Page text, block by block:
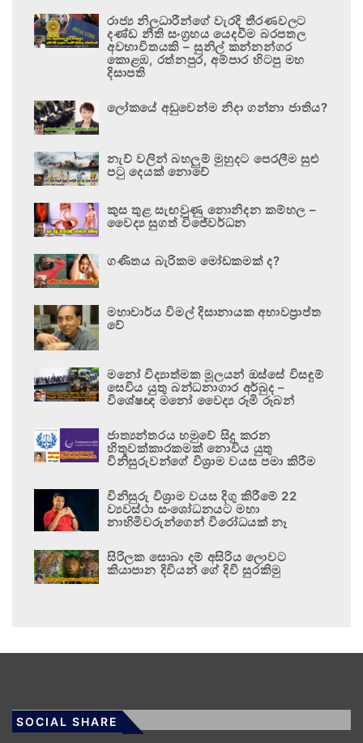
රාජ්‍ය නිලධාරීන්ගේ වැරදි තීරණවලට
දණ්ඩ නීති සංග්‍රහය යෙදවීම බරපතල
අවභාවිතයකි – සුනිල් කන්නන්ගර
කොළඹ, රත්නපුර, අම්පාර හිටපු මහ
දිසාපති
ලෝකයේ අඩුවෙන්ම නිදා ගන්නා ජාතිය?
නැව් වලින් බහලුම් මුහුදට පෙරලීම සුළු
පටු දෙයක් නොවේ
කුස තුළ සැඟවුණු නොනිදන කම්හල –
වෛද්‍ය සුගත් විජේවර්ධන
ගණිතය බැරිකම මෝඩකමක් ද?
මහාචාර්ය විමල් දිසානායක අභාවප්‍රාප්ත
වේ
මනෝ විද්‍යාත්මක මූලයන් ඔස්සේ විසඳුම්
සෙවිය යුතු බන්ධනාගාර අර්බුද –
විශේෂඥ මනෝ වෛද්‍ය රූමි රූබන්
ජාත්‍යන්තරය හමුවේ සිදු කරන
හිතුවක්කාරකමක් නොවිය යුතු
විනිසුරුවන්ගේ විශ්‍රාම වයස පමා කිරීම
විනිසුරු විශ්‍රාම වයස දිගු කිරීමේ 22
ව්‍යවස්ථා සංශෝධනයට මහා
නාහිමිවරුන්ගෙන් විරෝධයක් නෑ
සිරිලක සොබා දම් අසිරිය ලොවට
කියාපාන දිවියන් ගේ දිවි සුරකිමු
SOCIAL SHARE